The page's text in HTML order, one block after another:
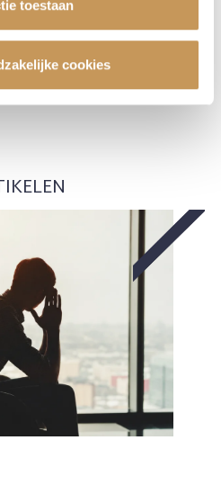
toestaan
cookies